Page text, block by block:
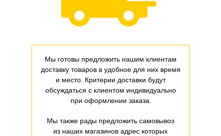
Мы готовы предложить нашим клиентам
доставку товаров в удобное для них время
и место. Критерии доставки будут
обсуждаться с клиентом индивидуально
при оформлении заказа.
Мы также рады предложить самовывоз
из наших магазинов адрес которых